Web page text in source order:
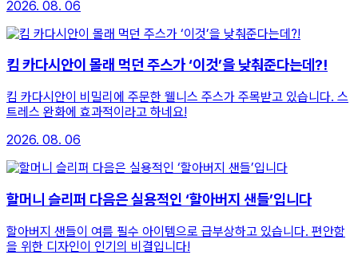
2026. 08. 06
킴 카다시안이 몰래 먹던 주스가 ‘이것’을 낮춰준다는데?!
킴 카다시안이 비밀리에 주문한 웰니스 주스가 주목받고 있습니다. 스
트레스 완화에 효과적이라고 하네요!
2026. 08. 06
할머니 슬리퍼 다음은 실용적인 ‘할아버지 샌들’입니다
할아버지 샌들이 여름 필수 아이템으로 급부상하고 있습니다. 편안함
을 위한 디자인이 인기의 비결입니다!